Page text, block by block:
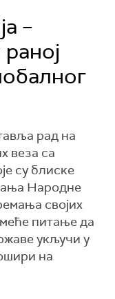
–
рад на
веза са
су блиске
Народне
својих
питање да
укључи у
на